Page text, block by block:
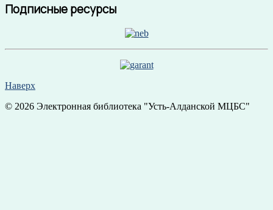
Подписные ресурсы
Наверх
© 2026 Электронная библиотека "Усть-Алданской МЦБС"